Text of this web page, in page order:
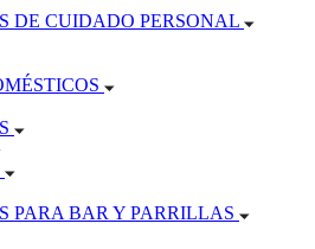
DE CUIDADO PERSONAL
PARA BAR Y PARRILLAS